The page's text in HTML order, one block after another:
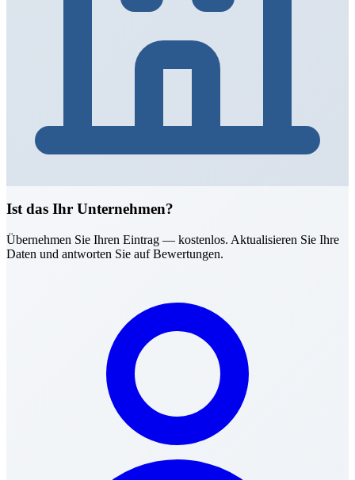
Ist das Ihr Unternehmen?
Übernehmen Sie Ihren Eintrag — kostenlos. Aktualisieren Sie Ihre
Daten und antworten Sie auf Bewertungen.